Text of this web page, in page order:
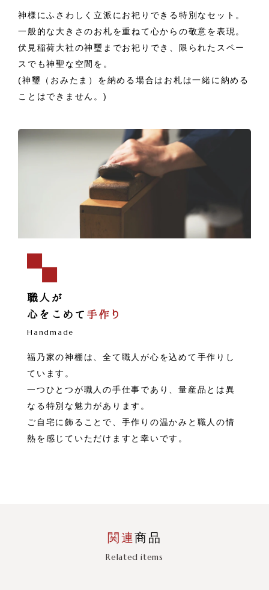
神様にふさわしく立派にお祀りできる特別なセット。
一般的な大きさのお札を重ねて心からの敬意を表現。
伏見稲荷大社の神璽までお祀りでき、限られたスペー
スでも神聖な空間を。
(神璽（おみたま）を納める場合はお札は一緒に納める
ことはできません。)
職人が
心をこめて 手作り
Handmade
福乃家の神棚は、全て職人が心を込めて手作りし
ています。
一つひとつが職人の手仕事であり、量産品とは異
なる特別な魅力があります。
ご自宅に飾ることで、手作りの温かみと職人の情
熱を感じていただけますと幸いです。
関連商品
Related items